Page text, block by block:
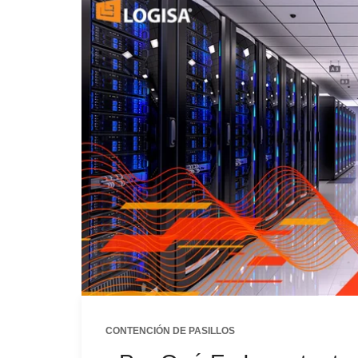
CONTENCIÓN DE PASILLOS